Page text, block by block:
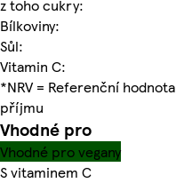
z toho cukry:
Bílkoviny:
Sůl:
Vitamin C:
*NRV = Referenční hodnota
příjmu
Vhodné pro
Vhodné pro vegany
S vitaminem C